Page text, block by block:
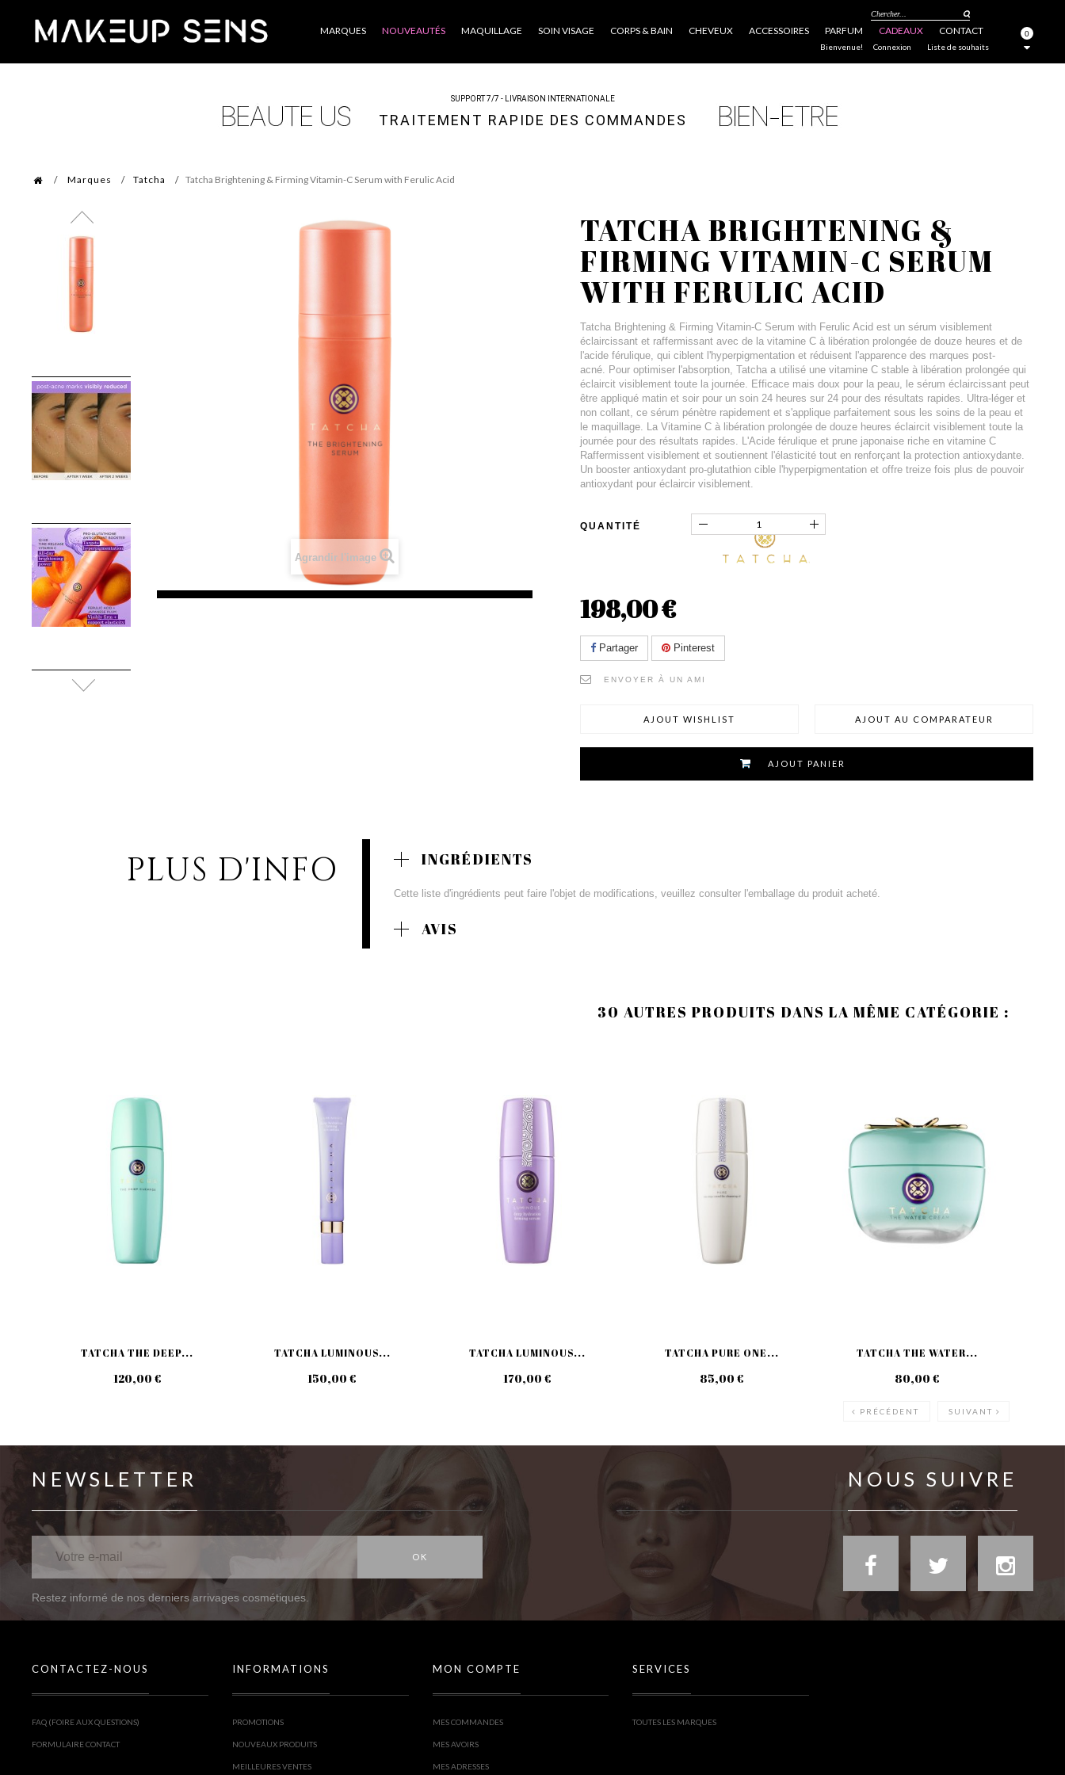
Catégories MARQUES NOUVEAUTÉS MAQUILLAGE SOIN VISAGE CORPS & BAIN CHEVEUX ACCESSOIRES PARFUM CADEAUX CONTACT
Chercher...
0
Liste de souhaits
Bienvenue! Connexion
SUPPORT 7/7 - LIVRAISON INTERNATIONALE
TRAITEMENT RAPIDE DES COMMANDES
Marques Tatcha Tatcha Brightening & Firming Vitamin-C Serum with Ferulic Acid
Agrandir l'image
TATCHA BRIGHTENING &
FIRMING VITAMIN-C SERUM
WITH FERULIC ACID
Tatcha Brightening & Firming Vitamin-C Serum with Ferulic Acid est un sérum visiblement
éclaircissant et raffermissant avec de la vitamine C à libération prolongée de douze heures et de
l'acide férulique, qui ciblent l'hyperpigmentation et réduisent l'apparence des marques post-
acné. Pour optimiser l'absorption, Tatcha a utilisé une vitamine C stable à libération prolongée qui
éclaircit visiblement toute la journée. Efficace mais doux pour la peau, le sérum éclaircissant peut
être appliqué matin et soir pour un soin 24 heures sur 24 pour des résultats rapides. Ultra-léger et
non collant, ce sérum pénètre rapidement et s'applique parfaitement sous les soins de la peau et
le maquillage. La Vitamine C à libération prolongée de douze heures éclaircit visiblement toute la
journée pour des résultats rapides. L'Acide férulique et prune japonaise riche en vitamine C
Raffermissent visiblement et soutiennent l'élasticité tout en renforçant la protection antioxydante.
Un booster antioxydant pro-glutathion cible l'hyperpigmentation et offre treize fois plus de pouvoir
antioxydant pour éclaircir visiblement.
QUANTITÉ
198,00 €
Partager Pinterest
ENVOYER À UN AMI
AJOUT WISHLIST AJOUT AU COMPARATEUR
AJOUT PANIER
PLUS D'INFO INGRÉDIENTS
Cette liste d'ingrédients peut faire l'objet de modifications, veuillez consulter l'emballage du produit acheté.
AVIS
30 AUTRES PRODUITS DANS LA MÊME CATÉGORIE :
TATCHA THE DEEP...
120,00 €
TATCHA LUMINOUS...
150,00 €
TATCHA LUMINOUS...
170,00 €
TATCHA PURE ONE...
85,00 €
TATCHA THE WATER...
80,00 €
PRÉCÉDENT SUIVANT
NEWSLETTER
OK
Restez informé de nos derniers arrivages cosmétiques.
NOUS SUIVRE
CONTACTEZ-NOUS
FAQ (FOIRE AUX QUESTIONS)
FORMULAIRE CONTACT
INFORMATIONS
PROMOTIONS
NOUVEAUX PRODUITS
MEILLEURES VENTES
MON COMPTE
MES COMMANDES
MES AVOIRS
MES ADRESSES
SERVICES
TOUTES LES MARQUES